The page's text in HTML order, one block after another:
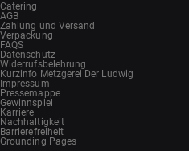
Catering
AGB
Zahlung und Versand
Verpackung
FAQS
Datenschutz
Widerrufsbelehrung
Kurzinfo Metzgerei Der Ludwig
Impressum
Pressemappe
Gewinnspiel
Karriere
Nachhaltigkeit
Barrierefreiheit
Grounding Pages